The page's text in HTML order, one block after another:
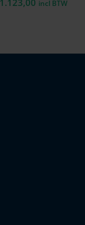
1.123,00 incl BTW